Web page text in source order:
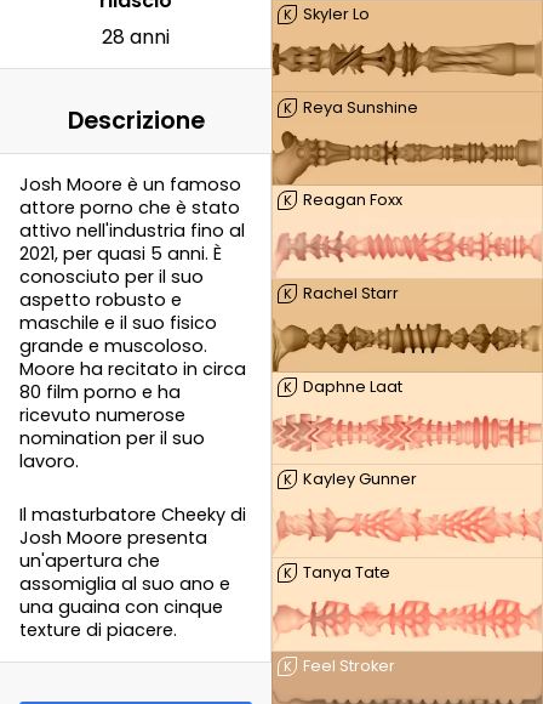
K Skyler Lo
K Reya Sunshine
K Reagan Foxx
K Rachel Starr
K Daphne Laat
K Kayley Gunner
K Tanya Tate
K Feel Stroker
28 anni
Descrizione
Josh Moore è un famoso
attore porno che è stato
attivo nell'industria fino al
2021, per quasi 5 anni. È
conosciuto per il suo
aspetto robusto e
maschile e il suo fisico
grande e muscoloso.
Moore ha recitato in circa
80 film porno e ha
ricevuto numerose
nomination per il suo
lavoro.
Il masturbatore Cheeky di
Josh Moore presenta
un'apertura che
assomiglia al suo ano e
una guaina con cinque
texture di piacere.